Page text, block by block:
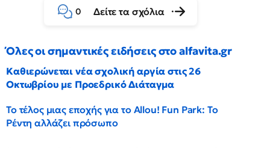
0 Δείτε τα σχόλια
Όλες οι σημαντικές ειδήσεις στο alfavita.gr
Καθιερώνεται νέα σχολική αργία στις 26
Οκτωβρίου με Προεδρικό Διάταγμα
Το τέλος μιας εποχής για το Allou! Fun Park: Το
Ρέντη αλλάζει πρόσωπο